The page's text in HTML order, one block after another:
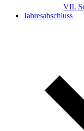
VII.
Jahresabschluss